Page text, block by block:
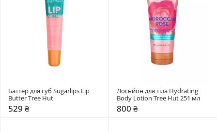
Баттер для губ Sugarlips Lip
Butter Tree Hut
529 ₴
Лосьйон для тіла Hydrating
800 ₴